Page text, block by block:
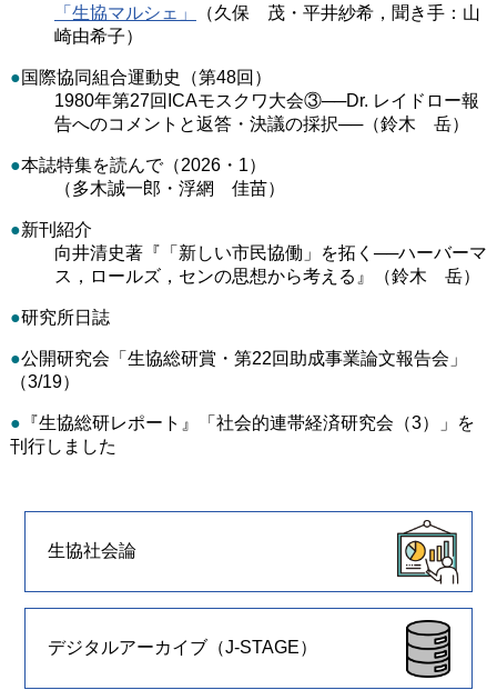
「生協マルシェ」
（久保 茂・平井紗希，聞き手：山
崎由希子）
●国際協同組合運動史（第48回）
1980年第27回ICAモスクワ大会③──Dr. レイドロー報
告へのコメントと返答・決議の採択──（鈴木 岳）
●本誌特集を読んで（2026・1）
（多木誠一郎・浮網 佳苗）
●新刊紹介
向井清史著『「新しい市民協働」を拓く──ハーバーマ
ス，ロールズ，センの思想から考える』（鈴木 岳）
●研究所日誌
●公開研究会「生協総研賞・第22回助成事業論文報告会」
（3/19）
● 『生協総研レポート』「社会的連帯経済研究会（3）」を
刊行しました
生協社会論
デジタルアーカイブ（J-STAGE）